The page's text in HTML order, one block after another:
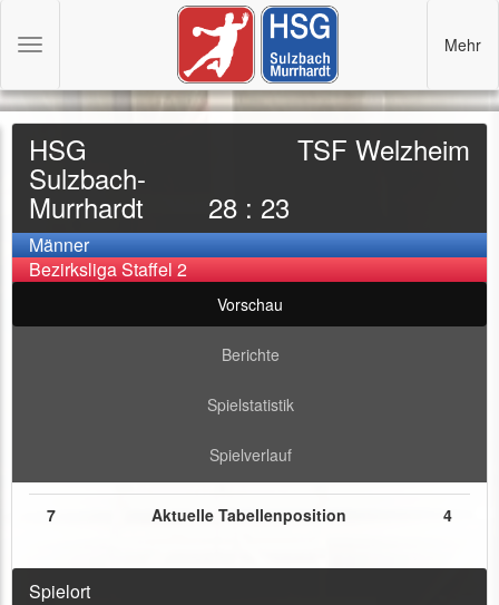
HSG
Sulzbach-
Murrhardt 28 : 23
TSF Welzheim
Männer
Bezirksliga Staffel 2
Vorschau
Berichte
Spielstatistik
Spielverlauf
7 Aktuelle Tabellenposition 4
Spielort
Toggle
Mehr